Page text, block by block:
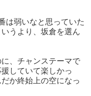
は弱いなと思っていた
うより、坂倉を選ん
、チャンステーマで
していて楽しかっ
か終始上の空になっ